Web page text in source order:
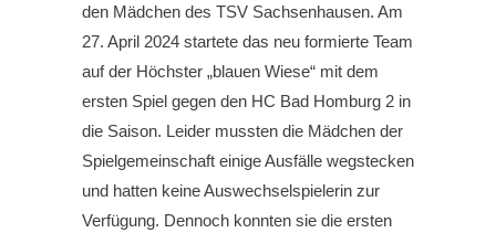
den Mädchen des TSV Sachsenhausen. Am
27. April 2024 startete das neu formierte Team
auf der Höchster „blauen Wiese“ mit dem
ersten Spiel gegen den HC Bad Homburg 2 in
die Saison. Leider mussten die Mädchen der
Spielgemeinschaft einige Ausfälle wegstecken
und hatten keine Auswechselspielerin zur
Verfügung. Dennoch konnten sie die ersten